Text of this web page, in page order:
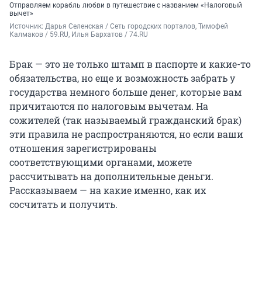
Отправляем корабль любви в путешествие с названием «Налоговый
вычет»
Источник: Дарья Селенская / Сеть городских порталов, Тимофей
Калмаков / 59.RU, Илья Бархатов / 74.RU
Брак — это не только штамп в паспорте и какие-то
обязательства, но еще и возможность забрать у
государства немного больше денег, которые вам
причитаются по налоговым вычетам. На
сожителей (так называемый гражданский брак)
эти правила не распространяются, но если ваши
отношения зарегистрированы
соответствующими органами, можете
рассчитывать на дополнительные деньги.
Рассказываем — на какие именно, как их
сосчитать и получить.